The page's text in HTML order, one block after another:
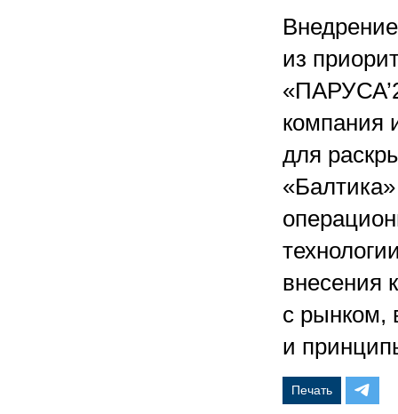
из
компания
для
внесения
с рынком,
и
Печать